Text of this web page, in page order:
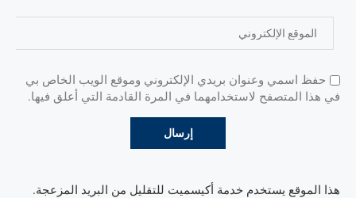
حفظ اسمي وعنوان بريدي الإلكتروني وموقع الويب الخاص بي
في هذا المتصفح لاستخدامهما في المرة القادمة التي أعلق فيها.
هذا الموقع يستخدم خدمة أكيسميت للتقليل من البريد المزعجة.